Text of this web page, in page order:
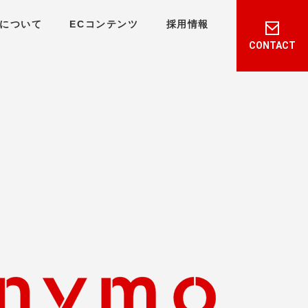
ついて ECコンテンツ 採用情報
CONTACT